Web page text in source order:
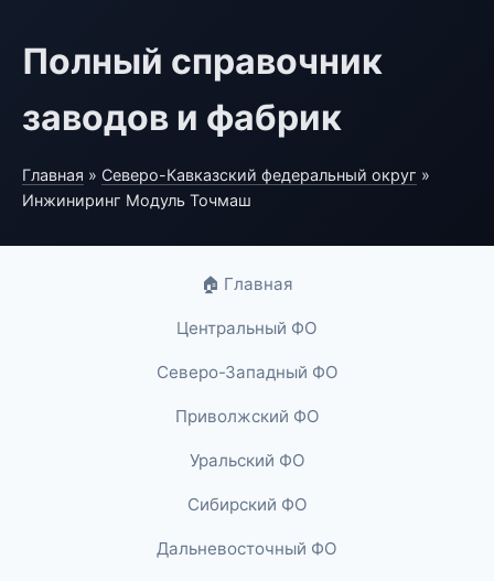
Полный справочник
заводов и фабрик
Главная » Северо-Кавказский федеральный округ »
Инжиниринг Модуль Точмаш
🏠 Главная
Центральный ФО
Северо-Западный ФО
Приволжский ФО
Уральский ФО
Сибирский ФО
Дальневосточный ФО